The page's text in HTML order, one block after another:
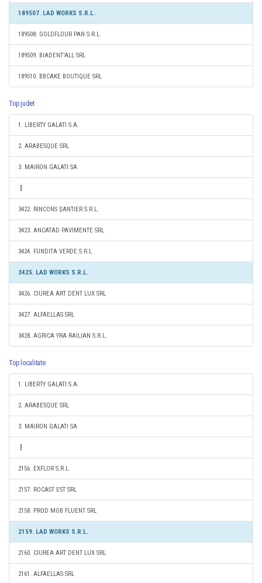
189507. LAD WORKS S.R.L.
189508. GOLDFLOUR PAN S.R.L.
189509. BIADENT'ALL SRL
189510. BBCAKE BOUTIQUE SRL
Top judet
1. LIBERTY GALATI S.A.
2. ARABESQUE SRL
3. MAIRON GALATI SA
3422. RINCONS ȘANTIER S.R.L.
3423. ANCATAD PAVIMENTE SRL
3424. FUNDITA VERDE S.R.L.
3425. LAD WORKS S.R.L.
3426. CIUREA ART DENT LUX SRL
3427. ALFAELLAS SRL
3428. AGRICA YRA RAILIAN S.R.L.
Top localitate
1. LIBERTY GALATI S.A.
2. ARABESQUE SRL
3. MAIRON GALATI SA
2156. EXFLOR S.R.L.
2157. ROCAST EST SRL
2158. PROD MOB FLUENT SRL
2159. LAD WORKS S.R.L.
2160. CIUREA ART DENT LUX SRL
2161. ALFAELLAS SRL